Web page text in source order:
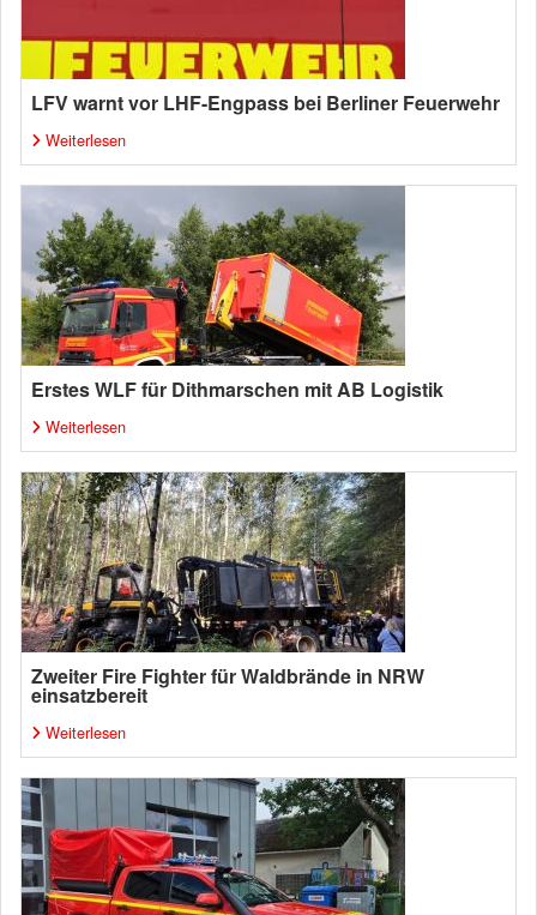
LFV warnt vor LHF-Engpass bei Berliner Feuerwehr
Weiterlesen
Erstes WLF für Dithmarschen mit AB Logistik
Weiterlesen
Zweiter Fire Fighter für Waldbrände in NRW
einsatzbereit
Weiterlesen